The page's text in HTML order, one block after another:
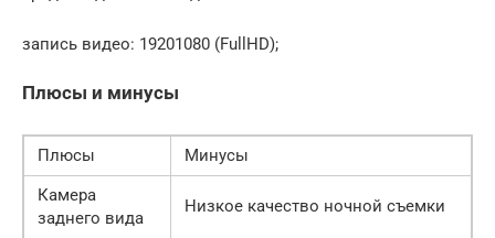
запись видео: 19201080 (FullHD);
Плюсы и минусы
Плюсы
Минусы
Камера
заднего вида
Низкое качество ночной съемки